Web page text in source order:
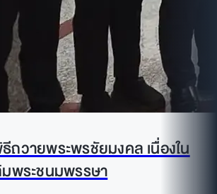
ถวายพระพรชัยมงคล เนื่องใน
มพระชนมพรรษา